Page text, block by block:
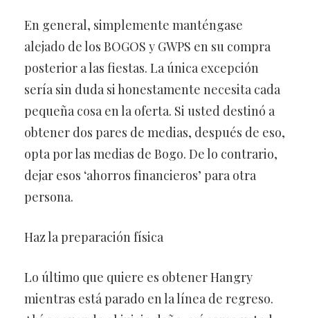
En general, simplemente manténgase
alejado de los BOGOS y GWPS en su compra
posterior a las fiestas. La única excepción
sería sin duda si honestamente necesita cada
pequeña cosa en la oferta. Si usted destinó a
obtener dos pares de medias, después de eso,
opta por las medias de Bogo. De lo contrario,
dejar esos ‘ahorros financieros’ para otra
persona.
Haz la preparación física
Lo último que quiere es obtener Hangry
mientras está parado en la línea de regreso.